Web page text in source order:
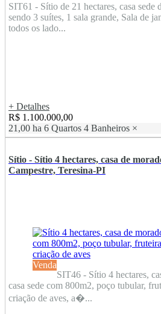
SIT61 - Sítio de 21 hectares, casa sede
sendo 3 suítes, 1 sala grande, Sala de
todos os lado...
+ Detalhes
R$ 1.100.000,00
21,00 ha 6 Quartos 4 Banheiros ×
Sítio - Sítio 4 hectares, casa de
Campestre, Teresina-PI
Venda
SIT46 - Sítio 4 hectares,
casa sede com 800m2, poço tubular,
criação de aves, a�...